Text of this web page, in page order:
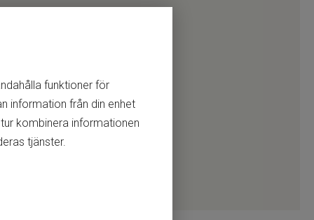
funktioner för
information från din enhet
kombinera informationen
tjänster.